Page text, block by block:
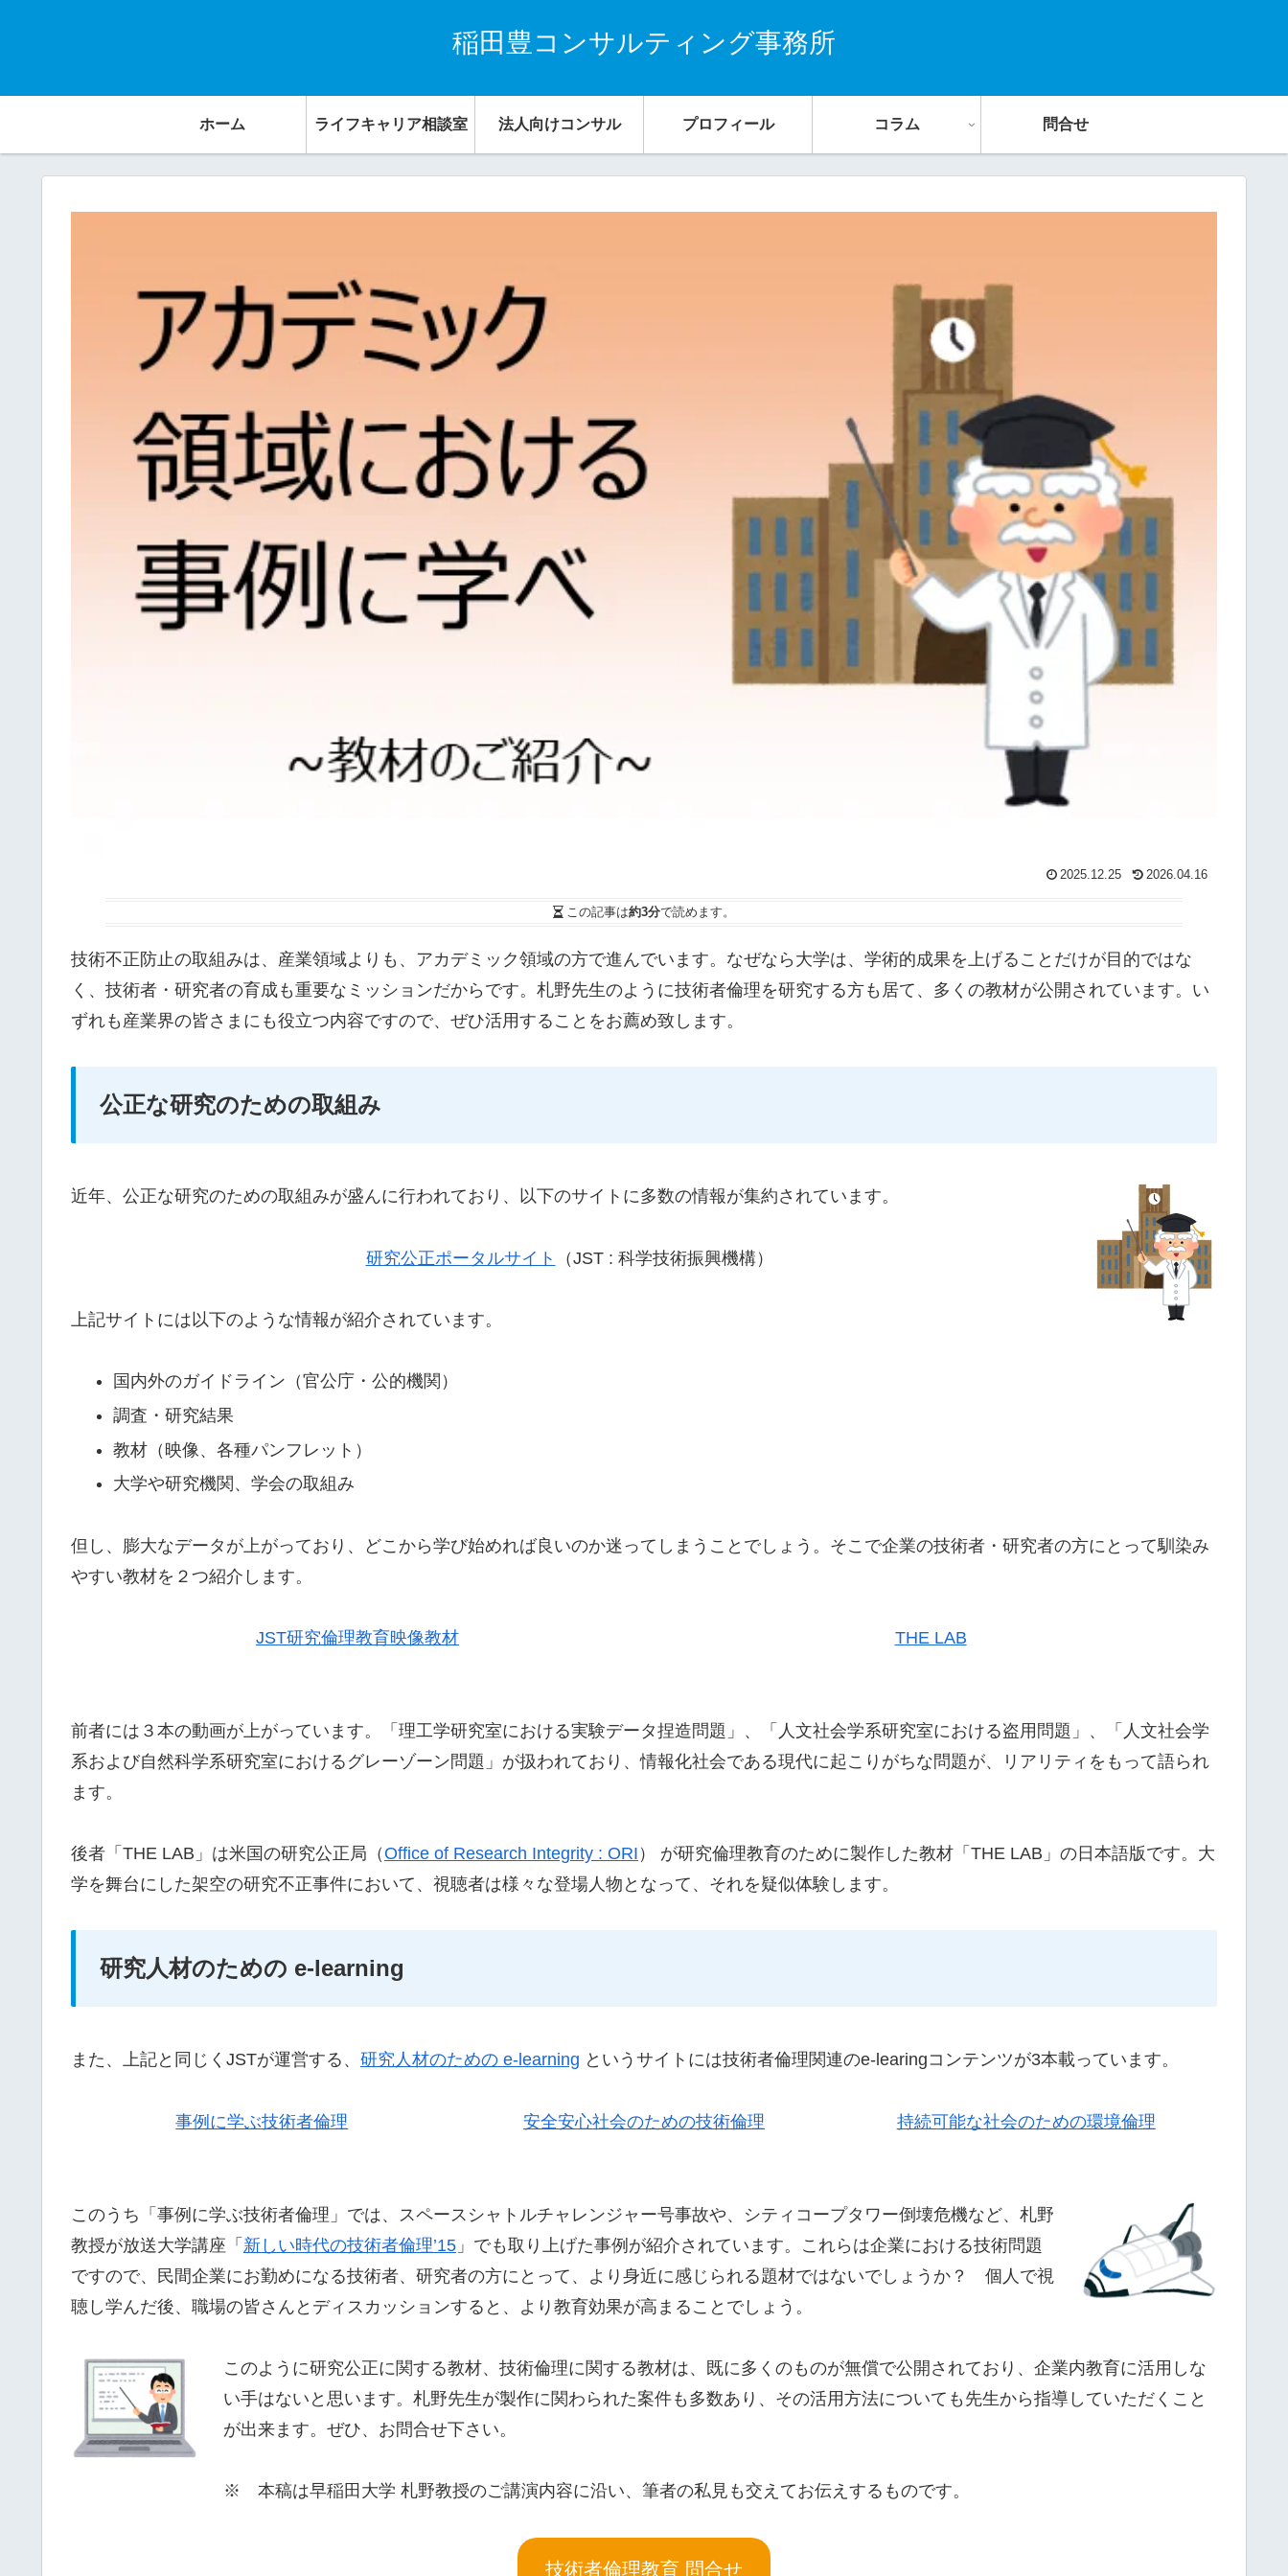
稲田豊コンサルティング事務所
ホーム ライフキャリア相談室 法人向けコンサル プロフィール コラム 問合せ
2025.12.25 2026.04.16
この記事は約3分で読めます。
技術不正防止の取組みは、産業領域よりも、アカデミック領域の方で進んでいます。なぜなら大学は、学術的成果を上げることだけが目的ではな
く、技術者・研究者の育成も重要なミッションだからです。札野先生のように技術者倫理を研究する方も居て、多くの教材が公開されています。い
ずれも産業界の皆さまにも役立つ内容ですので、ぜひ活用することをお薦め致します。
公正な研究のための取組み
近年、公正な研究のための取組みが盛んに行われており、以下のサイトに多数の情報が集約されています。
研究公正ポータルサイト （JST : 科学技術振興機構）
上記サイトには以下のような情報が紹介されています。
国内外のガイドライン（官公庁・公的機関）
調査・研究結果
教材（映像、各種パンフレット）
大学や研究機関、学会の取組み
但し、膨大なデータが上がっており、どこから学び始めれば良いのか迷ってしまうことでしょう。そこで企業の技術者・研究者の方にとって馴染み
やすい教材を２つ紹介します。
JST研究倫理教育映像教材 THE LAB
前者には３本の動画が上がっています。「理工学研究室における実験データ捏造問題」、「人文社会学系研究室における盗用問題」、「人文社会学
系および自然科学系研究室におけるグレーゾーン問題」が扱われており、情報化社会である現代に起こりがちな問題が、リアリティをもって語られ
ます。
後者「THE LAB」は米国の研究公正局（Office of Research Integrity : ORI ） が研究倫理教育のために製作した教材「THE LAB」の日本語版です。大
学を舞台にした架空の研究不正事件において、視聴者は様々な登場人物となって、それを疑似体験します。
研究人材のための e-learning
また、上記と同じくJSTが運営する、 研究人材のための e-learning というサイトには技術者倫理関連のe-learingコンテンツが3本載っています。
事例に学ぶ技術者倫理 安全安心社会のための技術倫理 持続可能な社会のための環境倫理
このうち「事例に学ぶ技術者倫理」では、スペースシャトルチャレンジャー号事故や、シティコープタワー倒壊危機など、札野
教授が放送大学講座「 新しい時代の技術者倫理’15 」でも取り上げた事例が紹介されています。これらは企業における技術問題
ですので、民間企業にお勤めになる技術者、研究者の方にとって、より身近に感じられる題材ではないでしょうか？ 個人で視
聴し学んだ後、職場の皆さんとディスカッションすると、より教育効果が高まることでしょう。
このように研究公正に関する教材、技術倫理に関する教材は、既に多くのものが無償で公開されており、企業内教育に活用しな
い手はないと思います。札野先生が製作に関わられた案件も多数あり、その活用方法についても先生から指導していただくこと
が出来ます。ぜひ、お問合せ下さい。
※ 本稿は早稲田大学 札野教授のご講演内容に沿い、筆者の私見も交えてお伝えするものです。
技術者倫理教育 問合せ